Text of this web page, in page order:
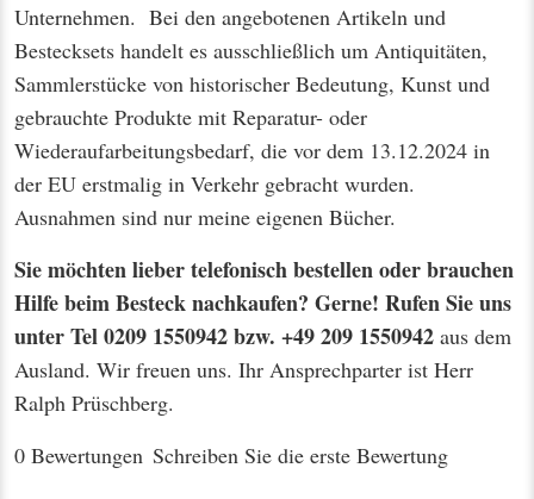
Unternehmen. Bei den angebotenen Artikeln und
Bestecksets handelt es ausschließlich um Antiquitäten,
Sammlerstücke von historischer Bedeutung, Kunst und
gebrauchte Produkte mit Reparatur- oder
Wiederaufarbeitungsbedarf, die vor dem 13.12.2024 in
der EU erstmalig in Verkehr gebracht wurden.
Ausnahmen sind nur meine eigenen Bücher.
Sie möchten lieber telefonisch bestellen oder brauchen
Hilfe beim Besteck nachkaufen? Gerne! Rufen Sie uns
unter Tel 0209 1550942 bzw. +49 209 1550942 aus dem
Ausland. Wir freuen uns. Ihr Ansprechparter ist Herr
Ralph Prüschberg.
0 Bewertungen Schreiben Sie die erste Bewertung